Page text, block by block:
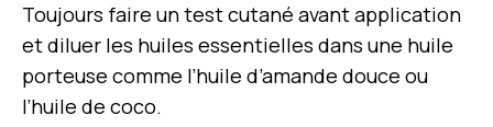
Toujours faire un test cutané avant application
et diluer les huiles essentielles dans une huile
porteuse comme l’huile d’amande douce ou
l’huile de coco.